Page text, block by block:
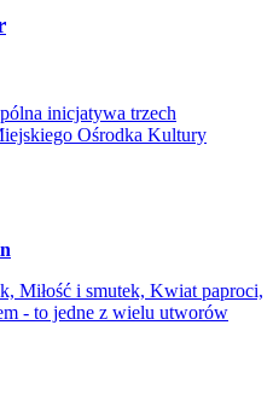
inicjatywa trzech
Ośrodka Kultury
Miłość i smutek, Kwiat paproci,
- to jedne z wielu utworów